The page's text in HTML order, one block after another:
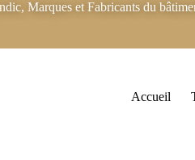
Marques et Fabricants du
Accueil